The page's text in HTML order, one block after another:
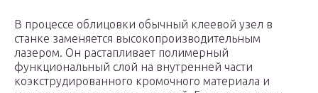
В процессе облицовки обычный клеевой узел в
станке заменяется высокопроизводительным
лазером. Он растапливает полимерный
функциональный слой на внутренней части
коэкструдированного кромочного материала и